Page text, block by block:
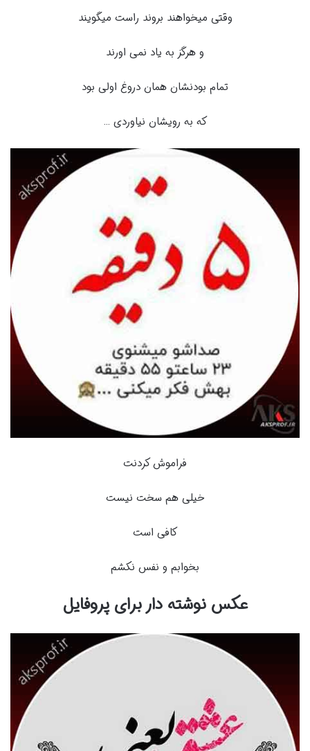
وقتی میخواهند بروند راست میگویند
و هرگز به یاد نمی اورند
تمام بودنشان همان دروغ اولی بود
که به رویشان نیاوردی …
فراموش کردنت
خیلی هم سخت نیست
کافی است
بخوابم و نفس نکشم
عکس نوشته دار برای پروفایل